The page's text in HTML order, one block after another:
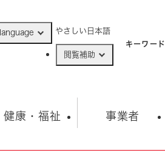
やさしい日本語
閲覧補助
キーワード
健康・福祉 事業者